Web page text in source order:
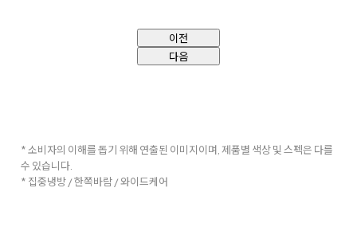
이전
다음
* 소비자의 이해를 돕기 위해 연출된 이미지이며, 제품별 색상 및 스펙은 다를
수 있습니다.
* 집중냉방 / 한쪽바람 / 와이드케어